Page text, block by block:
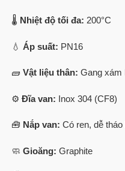
🌡️ Nhiệt độ tối đa: 200°C
💧 Áp suất: PN16
🧱 Vật liệu thân: Gang xám
⚙️ Đĩa van: Inox 304 (CF8)
🧰 Nắp van: Có ren, dễ tháo
🧼 Gioăng: Graphite